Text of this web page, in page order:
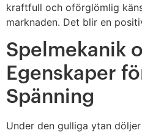
kraftfull och oförglömlig
marknaden. Det blir en
Spelmekanik
Egenskaper
Spänning
Under den gulliga ytan